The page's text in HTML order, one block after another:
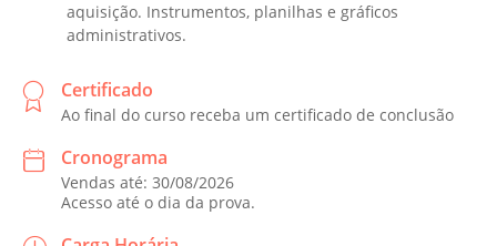
aquisição. Instrumentos, planilhas e gráficos
administrativos.
Certificado
Ao final do curso receba um certificado de conclusão
Cronograma
Vendas até: 30/08/2026
Acesso até o dia da prova.